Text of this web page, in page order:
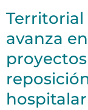
Territorial
avanza